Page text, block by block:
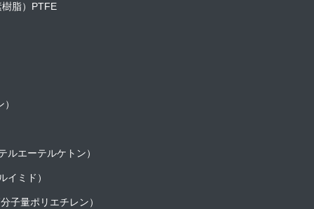
脂）PTFE
ルエーテルケトン）
イミド）
子量ポリエチレン）